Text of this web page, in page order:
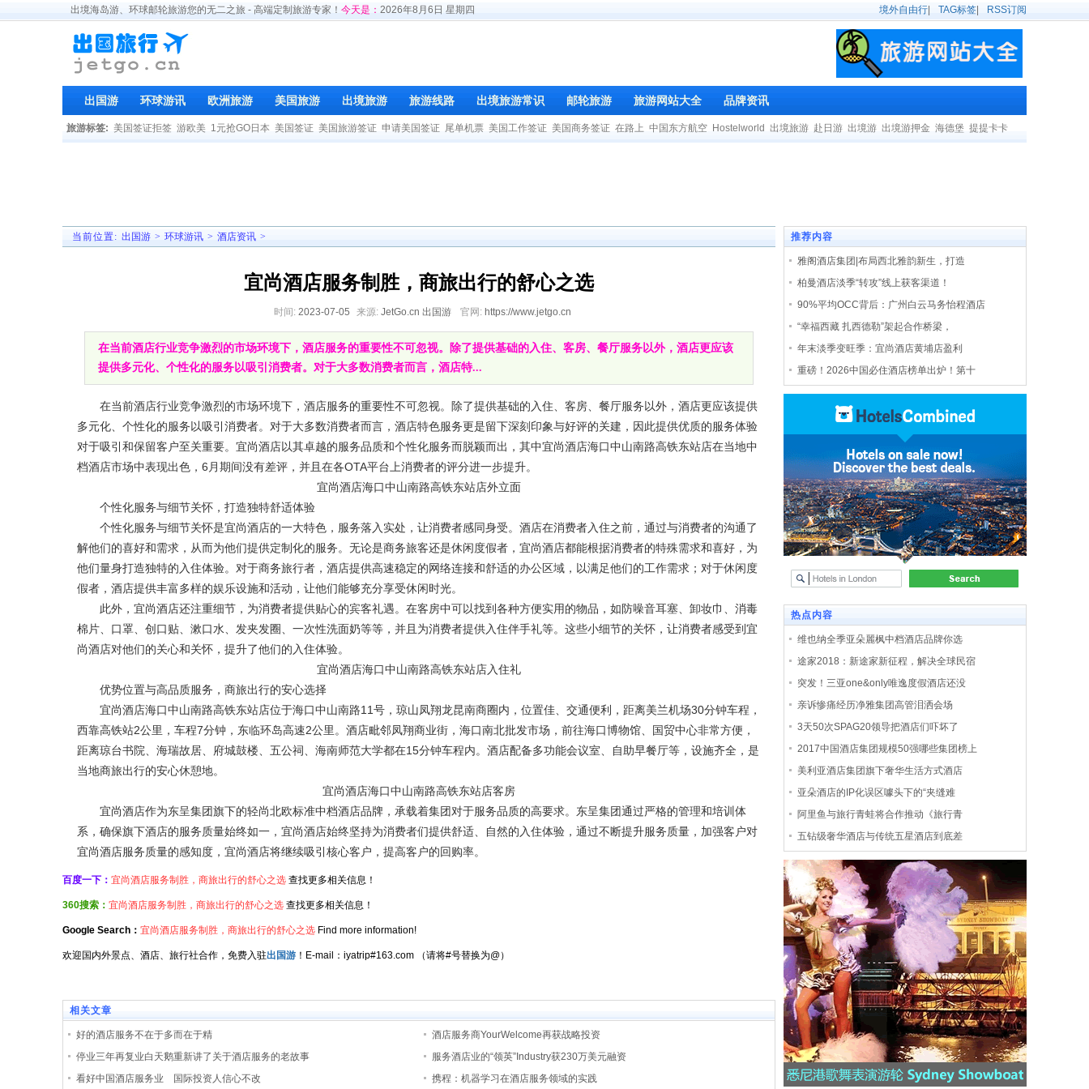
出境海岛游、环球邮轮旅游您的无二之旅 - 高端定制旅游专家！ 今天是： 2026年8月6日 星期四 境外自由行 TAG标签 RSS订阅
出国游 环球游讯 欧洲旅游 美国旅游 出境旅游 旅游线路 出境旅游常识 邮轮旅游 旅游网站大全 品牌资讯
旅游标签: 美国签证拒签 游欧美 1元抢GO日本 美国签证 美国旅游签证 申请美国签证 尾单机票 美国工作签证 美国商务签证 在路上 中国东方航空 Hostelworld 出境旅游 赴日游 出境游 出境游押金 海德堡 提提卡卡
当前位置: 出国游 > 环球游讯 > 酒店资讯 >
宜尚酒店服务制胜，商旅出行的舒心之选
时间: 2023-07-05 来源: JetGo.cn 出国游 官网: https://www.jetgo.cn
在当前酒店行业竞争激烈的市场环境下，酒店服务的重要性不可忽视。除了提供基础的入住、客房、餐厅服务以外，酒店更应该
提供多元化、个性化的服务以吸引消费者。对于大多数消费者而言，酒店特...
在当前酒店行业竞争激烈的市场环境下，酒店服务的重要性不可忽视。除了提供基础的入住、客房、餐厅服务以外，酒店更应该提供
多元化、个性化的服务以吸引消费者。对于大多数消费者而言，酒店特色服务更是留下深刻印象与好评的关建，因此提供优质的服务体验
对于吸引和保留客户至关重要。宜尚酒店以其卓越的服务品质和个性化服务而脱颖而出，其中宜尚酒店海口中山南路高铁东站店在当地中
档酒店市场中表现出色，6月期间没有差评，并且在各OTA平台上消费者的评分进一步提升。
宜尚酒店海口中山南路高铁东站店外立面
个性化服务与细节关怀，打造独特舒适体验
个性化服务与细节关怀是宜尚酒店的一大特色，服务落入实处，让消费者感同身受。酒店在消费者入住之前，通过与消费者的沟通了
解他们的喜好和需求，从而为他们提供定制化的服务。无论是商务旅客还是休闲度假者，宜尚酒店都能根据消费者的特殊需求和喜好，为
他们量身打造独特的入住体验。对于商务旅行者，酒店提供高速稳定的网络连接和舒适的办公区域，以满足他们的工作需求；对于休闲度
假者，酒店提供丰富多样的娱乐设施和活动，让他们能够充分享受休闲时光。
此外，宜尚酒店还注重细节，为消费者提供贴心的宾客礼遇。在客房中可以找到各种方便实用的物品，如防噪音耳塞、卸妆巾、消毒
棉片、口罩、创口贴、漱口水、发夹发圈、一次性洗面奶等等，并且为消费者提供入住伴手礼等。这些小细节的关怀，让消费者感受到宜
尚酒店对他们的关心和关怀，提升了他们的入住体验。
宜尚酒店海口中山南路高铁东站店入住礼
优势位置与高品质服务，商旅出行的安心选择
宜尚酒店海口中山南路高铁东站店位于海口中山南路11号，琼山凤翔龙昆南商圈内，位置佳、交通便利，距离美兰机场30分钟车程，
西靠高铁站2公里，车程7分钟，东临环岛高速2公里。酒店毗邻凤翔商业街，海口南北批发市场，前往海口博物馆、国贸中心非常方便，
距离琼台书院、海瑞故居、府城鼓楼、五公祠、海南师范大学都在15分钟车程内。酒店配备多功能会议室、自助早餐厅等，设施齐全，是
当地商旅出行的安心休憩地。
宜尚酒店海口中山南路高铁东站店客房
宜尚酒店作为东呈集团旗下的轻尚北欧标准中档酒店品牌，承载着集团对于服务品质的高要求。东呈集团通过严格的管理和培训体
系，确保旗下酒店的服务质量始终如一，宜尚酒店始终坚持为消费者们提供舒适、自然的入住体验，通过不断提升服务质量，加强客户对
宜尚酒店服务质量的感知度，宜尚酒店将继续吸引核心客户，提高客户的回购率。
百度一下： 宜尚酒店服务制胜，商旅出行的舒心之选 查找更多相关信息！
360搜索： 宜尚酒店服务制胜，商旅出行的舒心之选 查找更多相关信息！
Google Search： 宜尚酒店服务制胜，商旅出行的舒心之选 Find more information!
欢迎国内外景点、酒店、旅行社合作，免费入驻出国游 ！E-mail：iyatrip#163.com （请将#号替换为@）
相关文章
好的酒店服务不在于多而在于精
酒店服务商YourWelcome再获战略投资
停业三年再复业白天鹅重新讲了关于酒店服务的老故事
服务酒店业的“领英”Industry获230万美元融资
看好中国酒店服务业 国际投资人信心不改
携程：机器学习在酒店服务领域的实践
推荐内容
雅阁酒店集团|布局西北雅韵新生，打造
柏曼酒店淡季“转攻”线上获客渠道！
90%平均OCC背后：广州白云马务怡程酒店
“幸福西藏 扎西德勒”架起合作桥梁，
年末淡季变旺季：宜尚酒店黄埔店盈利
重磅！2026中国必住酒店榜单出炉！第十
热点内容
维也纳全季亚朵麗枫中档酒店品牌你选
途家2018：新途家新征程，解决全球民宿
突发！三亚one&only唯逸度假酒店还没
亲诉惨痛经历净雅集团高管泪洒会场
3天50次SPAG20领导把酒店们吓坏了
2017中国酒店集团规模50强哪些集团榜上
美利亚酒店集团旗下奢华生活方式酒店
亚朵酒店的IP化误区噱头下的“夹缝难
阿里鱼与旅行青蛙将合作推动《旅行青
五钻级奢华酒店与传统五星酒店到底差